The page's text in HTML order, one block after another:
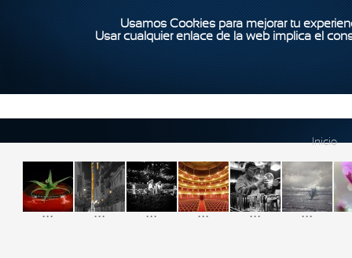
Usamos Cookies para mejorar tu
Usar cualquier enlace de la web implica el
Inicio
... ... ... ... ... ...